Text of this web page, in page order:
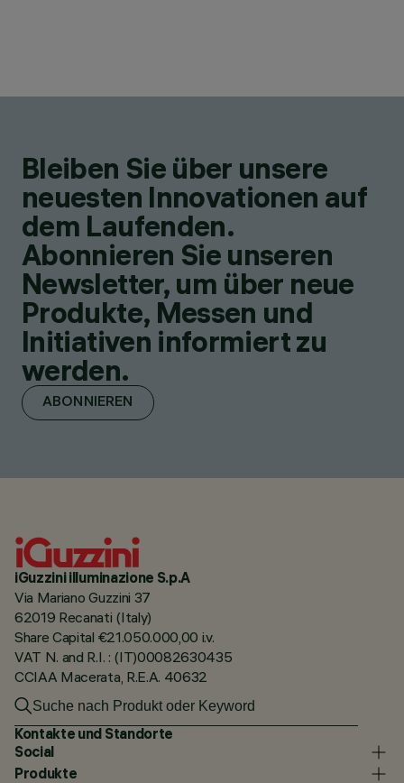
Bleiben Sie über unsere
neuesten Innovationen auf
dem Laufenden.
Abonnieren Sie unseren
Newsletter, um über neue
Produkte, Messen und
Initiativen informiert zu
werden.
ABONNIEREN
iGuzzini illuminazione S.p.A
Via Mariano Guzzini 37
62019 Recanati (Italy)
Share Capital €21.050.000,00 i.v.
VAT N. and R.I. : (IT)00082630435
CCIAA Macerata, R.E.A. 40632
Kontakte und Standorte
Social
Produkte